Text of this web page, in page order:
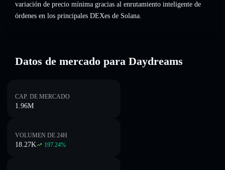
variación de precio mínima gracias al enrutamiento inteligente de
órdenes en los principales DEXes de Solana.
Datos de mercado para Daydreams
CAP. DE MERCADO
1.96M
VOLUMEN DE 24H
18.27K 197.24%